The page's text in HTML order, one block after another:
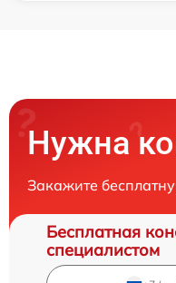
Нужна
Закажите
Бесплатная
специалистом